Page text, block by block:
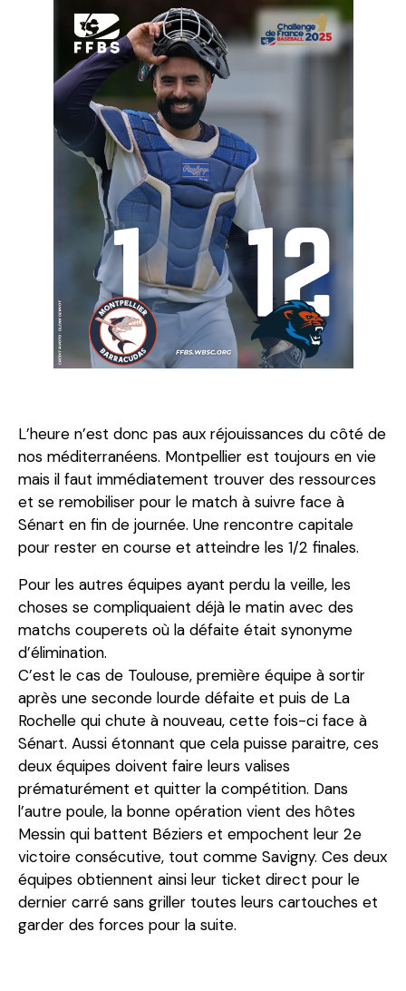
L’heure n’est donc pas aux réjouissances du côté de
nos méditerranéens. Montpellier est toujours en vie
mais il faut immédiatement trouver des ressources
et se remobiliser pour le match à suivre face à
Sénart en fin de journée. Une rencontre capitale
pour rester en course et atteindre les 1/2 finales.
Pour les autres équipes ayant perdu la veille, les
choses se compliquaient déjà le matin avec des
matchs couperets où la défaite était synonyme
d’élimination.
C’est le cas de Toulouse, première équipe à sortir
après une seconde lourde défaite et puis de La
Rochelle qui chute à nouveau, cette fois-ci face à
Sénart. Aussi étonnant que cela puisse paraitre, ces
deux équipes doivent faire leurs valises
prématurément et quitter la compétition. Dans
l’autre poule, la bonne opération vient des hôtes
Messin qui battent Béziers et empochent leur 2e
victoire consécutive, tout comme Savigny. Ces deux
équipes obtiennent ainsi leur ticket direct pour le
dernier carré sans griller toutes leurs cartouches et
garder des forces pour la suite.